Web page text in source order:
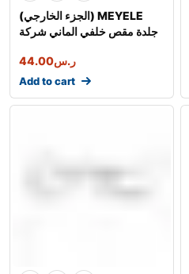
(الجزء الخارجي) MEYELE
جلدة مقص خلفي الماني شركة
ر.س44.00
Add to cart